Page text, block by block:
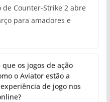
Counter-Strike 2 abre
para amadores e
que os jogos de ação
o Aviator estão a
de jogo nos